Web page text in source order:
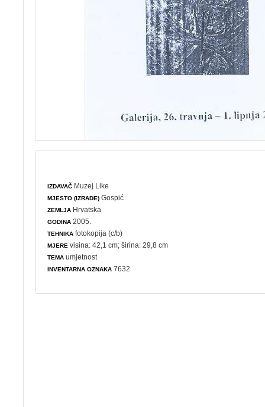
IZDAVAČ Muzej Like
MJESTO (IZRADE) Gospić
ZEMLJA Hrvatska
GODINA 2005.
TEHNIKA fotokopija (c/b)
MJERE visina: 42,1 cm; širina: 29,8 cm
TEMA umjetnost
INVENTARNA OZNAKA 7632